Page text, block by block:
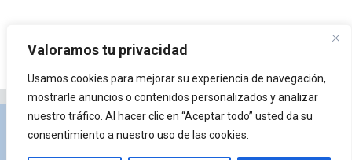
Valoramos tu privacidad
Usamos cookies para mejorar su experiencia de navegación,
mostrarle anuncios o contenidos personalizados y analizar
nuestro tráfico. Al hacer clic en “Aceptar todo” usted da su
consentimiento a nuestro uso de las cookies.
Privacidad y Política de Cookies Portal de
arquitectura Lista de Temas ¿Qué es Arkiplus?